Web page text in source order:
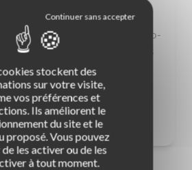
de départ en auto-école
l'évaluation de départ d'une auto-
permis B : questions et exercices
formats et nos conseils pour la
réussir…
EN SAVOIR +
stockent des
sur votre visite,
vos préférences et
Ils améliorent le
du site et le
proposé. Vous pouvez
les activer ou de les
à tout moment.